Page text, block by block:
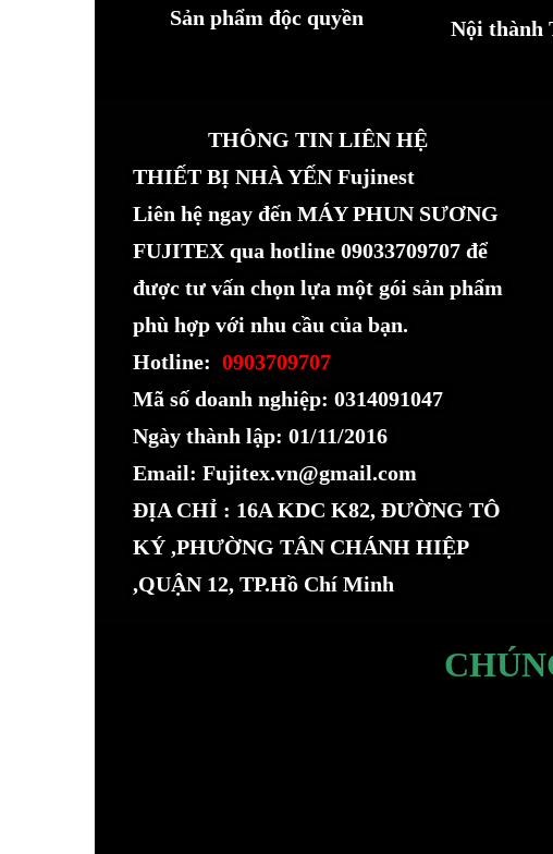
Sản phẩm độc quyền
Nội thành
THÔNG TIN LIÊN HỆ
THIẾT BỊ NHÀ YẾN Fujinest
Liên hệ ngay đến MÁY PHUN SƯƠNG
FUJITEX qua hotline 09033709707 để
được tư vấn chọn lựa một gói sản phẩm
phù hợp với nhu cầu của bạn.
Hotline: 0903709707
Mã số doanh nghiệp: 0314091047
Ngày thành lập: 01/11/2016
Email: Fujitex.vn@gmail.com
ĐỊA CHỈ : 16A KDC K82, ĐƯỜNG TÔ
KÝ ,PHƯỜNG TÂN CHÁNH HIỆP
,QUẬN 12, TP.Hồ Chí Minh